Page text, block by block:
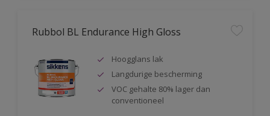
Rubbol BL Endurance High Gloss
Hoogglans lak
Langdurige bescherming
VOC gehalte 80% lager dan
conventioneel